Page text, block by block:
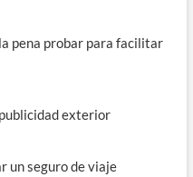
pena probar para facilitar
exterior
un seguro de viaje